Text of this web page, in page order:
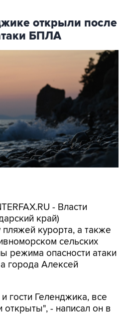
открыли после
БПЛА
- Власти
край)
курорта, а также
сельских
режима опасности атаки
города Алексей
гости Геленджика, все
- написал он в